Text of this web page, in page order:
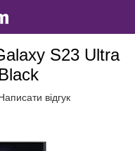
S23 Ultra
відгук